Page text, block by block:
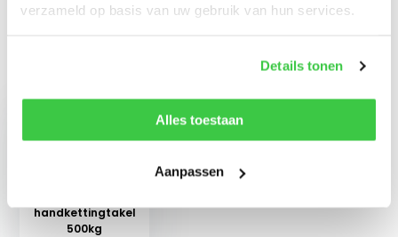
verzameld op basis van uw gebruik van hun services.
Details tonen
Alles toestaan
Aanpassen
handkettingtakel
500kg